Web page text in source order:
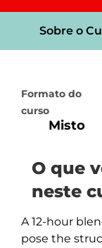
Sobre o
Formato do
curso
Misto
O que
neste
A 12-hour
pose the